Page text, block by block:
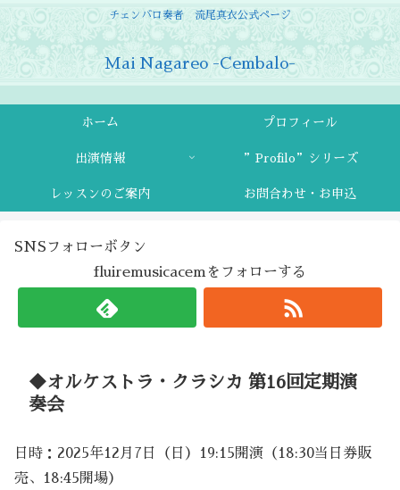
チェンバロ奏者 流尾真衣公式ページ
Mai Nagareo -Cembalo-
ホーム プロフィール
出演情報 ”Profilo”シリーズ
レッスンのご案内 お問合わせ・お申込
SNSフォローボタン
fluiremusicacemをフォローする
◆オルケストラ・クラシカ 第16回定期演
奏会
日時：2025年12月7日（日）19:15開演（18:30当日券販
売、18:45開場）